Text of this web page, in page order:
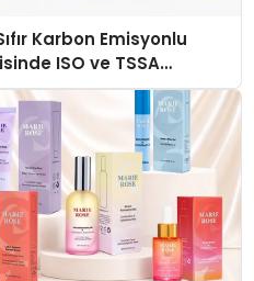
Karbon Emisyonlu
ISO ve TSSA